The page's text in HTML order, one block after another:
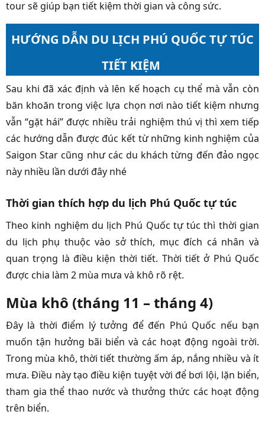
tour sẽ giúp bạn tiết kiệm thời gian và công sức.
HƯỚNG DẪN DU LỊCH PHÚ QUỐC TỰ TÚC
TIẾT KIỆM
Sau khi đã xác định và lên kế hoạch cụ thể mà vẫn còn
băn khoăn trong việc lựa chọn nơi nào tiết kiệm nhưng
vẫn “gặt hái” được nhiều trải nghiệm thú vị thì xem tiếp
các hướng dẫn được đúc kết từ những kinh nghiệm của
Saigon Star cũng như các du khách từng đến đảo ngọc
này nhiều lần dưới đây nhé
Thời gian thích hợp du lịch Phú Quốc tự túc
Theo kinh nghiệm du lịch Phú Quốc tự túc thì thời gian
du lịch phụ thuộc vào sở thích, mục đích cá nhân và
quan trọng là điều kiện thời tiết. Thời tiết ở Phú Quốc
được chia làm 2 mùa mưa và khô rõ rệt.
Mùa khô (tháng 11 – tháng 4)
Đây là thời điểm lý tưởng để đến Phú Quốc nếu bạn
muốn tận hưởng bãi biển và các hoạt động ngoài trời.
Trong mùa khô, thời tiết thường ấm áp, nắng nhiều và ít
mưa. Điều này tạo điều kiện tuyệt vời để bơi lội, lặn biển,
tham gia thể thao nước và thưởng thức các hoạt động
trên biển.